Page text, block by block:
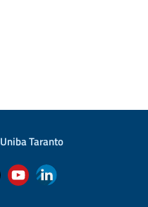
Uniba Taranto